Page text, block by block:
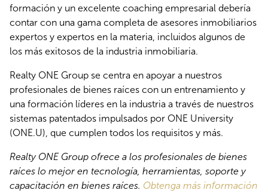
formación y un excelente coaching empresarial debería
contar con una gama completa de asesores inmobiliarios
expertos y expertos en la materia, incluidos algunos de
los más exitosos de la industria inmobiliaria.
Realty ONE Group se centra en apoyar a nuestros
profesionales de bienes raíces con un entrenamiento y
una formación líderes en la industria a través de nuestros
sistemas patentados impulsados por ONE University
(ONE.U), que cumplen todos los requisitos y más.
Realty ONE Group ofrece a los profesionales de bienes
raíces lo mejor en tecnología, herramientas, soporte y
capacitación en bienes raíces. Obtenga más información